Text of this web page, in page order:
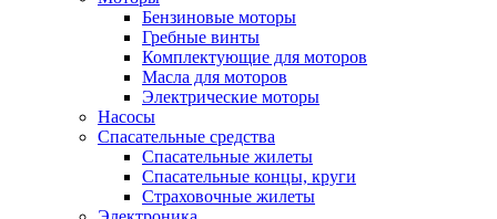
Бензиновые моторы
Гребные винты
Комплектующие для моторов
Масла для моторов
Электрические моторы
Насосы
Спасательные средства
Спасательные жилеты
Спасательные концы, круги
Страховочные жилеты